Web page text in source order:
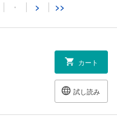
・ > >>
カート
試し読み